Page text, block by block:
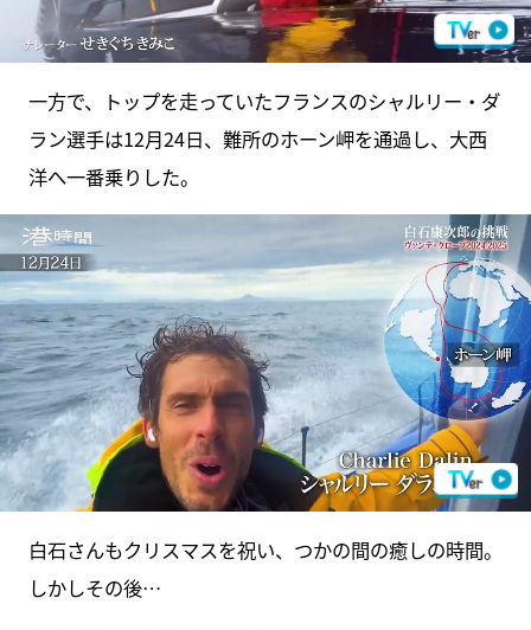
一方で、トップを走っていたフランスのシャルリー・ダ
ラン選手は12月24日、難所のホーン岬を通過し、大西
洋へ一番乗りした。
白石さんもクリスマスを祝い、つかの間の癒しの時間。
しかしその後…